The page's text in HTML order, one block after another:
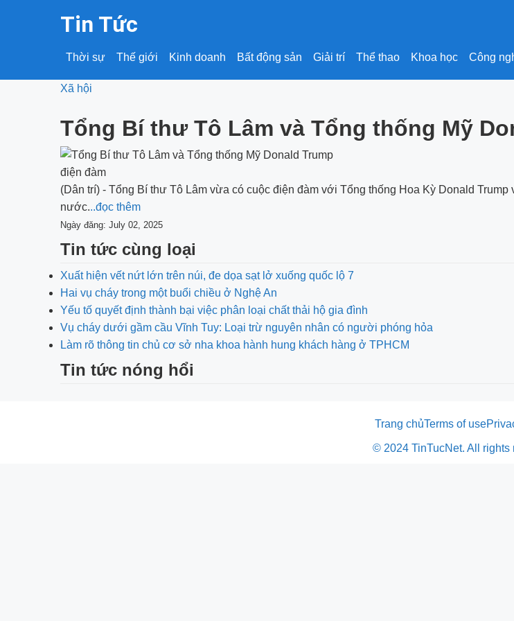
Tin Tức
Thời sự Thế giới Kinh doanh Bất động sản Giải trí Thể thao Khoa học Công
Xã hội
Tổng Bí thư Tô Lâm và Tổng thống Mỹ
(Dân trí) - Tổng Bí thư Tô Lâm vừa có cuộc điện đàm với Tổng thống Hoa Kỳ Donald
nước...đọc thêm
Ngày đăng: July 02, 2025
Tin tức cùng loại
Xuất hiện vết nứt lớn trên núi, đe dọa sạt lở xuống quốc lộ 7
Hai vụ cháy trong một buổi chiều ở Nghệ An
Yếu tố quyết định thành bại việc phân loại chất thải hộ gia đình
Vụ cháy dưới gầm cầu Vĩnh Tuy: Loại trừ nguyên nhân có người phóng hỏa
Làm rõ thông tin chủ cơ sở nha khoa hành hung khách hàng ở TPHCM
Tin tức nóng hổi
Trang chủTerms of use
© 2024 TinTucNet. All rights